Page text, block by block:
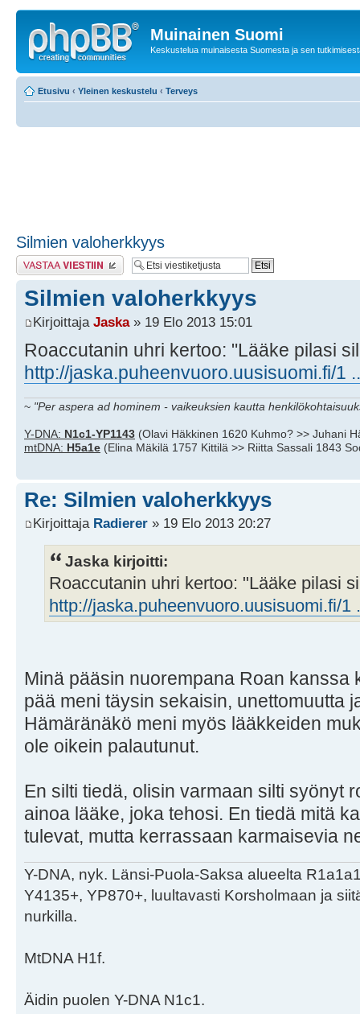
Muinainen Suomi
Keskustelua muinaisesta Suomesta ja sen
Etusivu ‹ Yleinen keskustelu ‹ Terveys
Silmien valoherkkyys
Lähetä vastaus
Silmien valoherkkyys
Kirjoittaja Jaska» 19 Elo 2013 15:01
Roaccutanin uhri kertoo: "Lääke pilasi
http://jaska.puheenvuoro.uusisuomi.fi/1
~ "Per aspera ad hominem - vaikeuksien kautta
Y-DNA: N1c1-YP1143 (Olavi Häkkinen 1620 Kuhmo? >> Juhani
mtDNA: H5a1e (Elina Mäkilä 1757 Kittilä >> Riitta Sassali 1843
Re: Silmien valoherkkyys
Kirjoittaja Radierer » 19 Elo 2013 20:27
Jaska kirjoitti:
Roaccutanin uhri kertoo: "Lääke pilasi
http://jaska.puheenvuoro.uusisuomi.fi/1
Minä pääsin nuorempana Roan kanssa
pää meni täysin sekaisin, unettomuutta
Hämäränäkö meni myös lääkkeiden
ole oikein palautunut.
En silti tiedä, olisin varmaan silti syönyt
ainoa lääke, joka tehosi. En tiedä mitä
tulevat, mutta kerrassaan karmaisevia
Y-DNA, nyk. Länsi-Puola-Saksa alueelta
Y4135+, YP870+, luultavasti Korsholmaan ja
nurkilla.
MtDNA H1f.
Äidin puolen Y-DNA N1c1.